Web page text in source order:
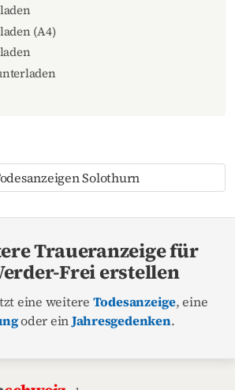
(A4)
Solothurn
Traueranzeige für
Frei erstellen
eine weitere Todesanzeige, eine
oder einJahresgedenken.